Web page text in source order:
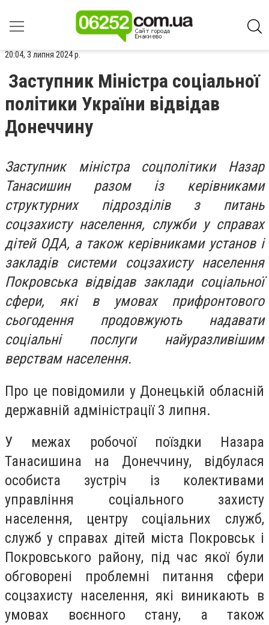
20:04, 3 липня 2024 р.
Заступник Міністра соціальної
політики України відвідав
Донеччину
Заступник міністра соцполітики Назар
Танасишин разом із керівниками
структурних підрозділів з питань
соцзахисту населення, служби у справах
дітей ОДА, а також керівниками установ і
закладів системи соцзахисту населення
Покровська відвідав заклади соціальної
сфери, які в умовах прифронтового
сьогодення продовжують надавати
соціальні послуги найуразливішим
верствам населення.
Про це повідомили у Донецькій обласній
державній адміністрації 3 липня.
У межах робочої поїздки Назара
Танасишина на Донеччину, відбулася
особиста зустріч із колективами
управління соціального захисту
населення, центру соціальних служб,
служб у справах дітей міста Покровськ і
Покровського району, під час якої були
обговорені проблемні питання сфери
соцзахисту населення, які виникають в
умовах воєнного стану, а також